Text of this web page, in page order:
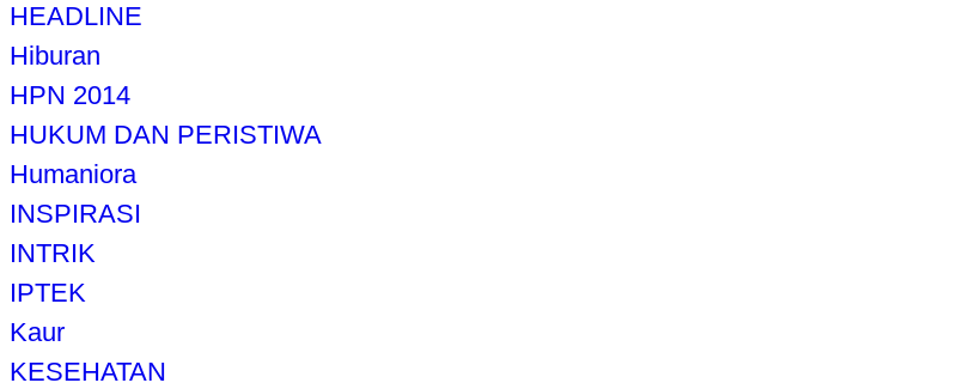
HEADLINE
Hiburan
HPN 2014
HUKUM DAN PERISTIWA
Humaniora
INSPIRASI
INTRIK
IPTEK
Kaur
KESEHATAN